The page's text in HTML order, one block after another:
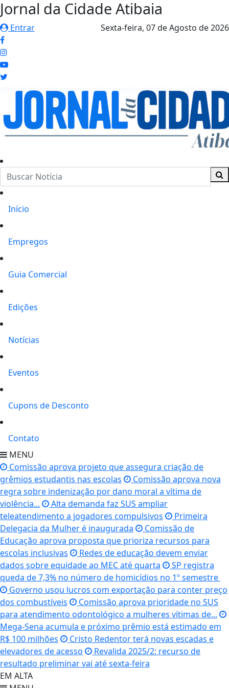
Jornal da Cidade Atibaia
Entrar Sexta-feira, 07 de Agosto de 2026
Início
Empregos
Guia Comercial
Edições
Notícias
Eventos
Cupons de Desconto
Contato
MENU
Comissão aprova projeto que assegura criação de
grêmios estudantis nas escolas
Comissão aprova nova
regra sobre indenização por dano moral a vítima de
violência...
Alta demanda faz SUS ampliar
teleatendimento a jogadores compulsivos
Primeira
Delegacia da Mulher é inaugurada
Comissão de
Educação aprova proposta que prioriza recursos para
escolas inclusivas
Redes de educação devem enviar
dados sobre equidade ao MEC até quarta
SP registra
queda de 7,3% no número de homicídios no 1º semestre
Governo usou lucros com exportação para conter preço
dos combustíveis
Comissão aprova prioridade no SUS
para atendimento odontológico a mulheres vítimas de...
Mega-Sena acumula e próximo prêmio está estimado em
R$ 100 milhões
Cristo Redentor terá novas escadas e
elevadores de acesso
Revalida 2025/2: recurso de
resultado preliminar vai até sexta-feira
EM ALTA